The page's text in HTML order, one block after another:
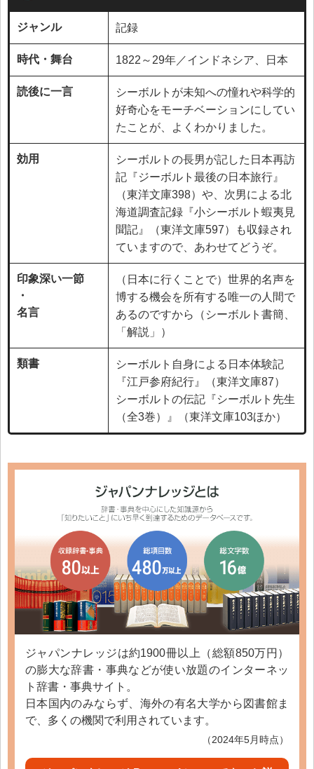
ジャンル 記録
時代・舞台 1822～29年／インドネシア、日本
読後に一言
シーボルトが未知への憧れや科学的
好奇心をモーチベーションにしてい
たことが、よくわかりました。
効用
シーボルトの長男が記した日本再訪
記『ジーボルト最後の日本旅行』
（東洋文庫398）や、次男による北
海道調査記録『小シーボルト蝦夷見
聞記』（東洋文庫597）も収録され
ていますので、あわせてどうぞ。
印象深い一節
・
名言
（日本に行くことで）世界的名声を
博する機会を所有する唯一の人間で
あるのですから（シーボルト書簡、
「解説」）
類書
シーボルト自身による日本体験記
『江戸参府紀行』（東洋文庫87）
シーボルトの伝記『シーボルト先生
（全3巻）』（東洋文庫103ほか）
ジャパンナレッジは約1900冊以上（総額850万円）
の膨大な辞書・事典などが使い放題のインターネッ
ト辞書・事典サイト。
日本国内のみならず、海外の有名大学から図書館ま
で、多くの機関で利用されています。
（2024年5月時点）